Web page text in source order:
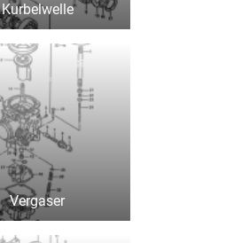
Kurbelwelle
Vergaser